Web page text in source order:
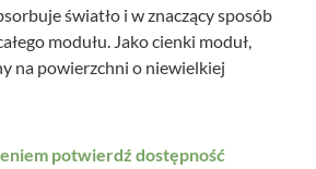
światło i w znaczący sposób
modułu. Jako cienki moduł,
na powierzchni o niewielkiej
potwierdź dostępność